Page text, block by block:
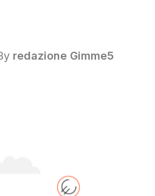
redazione Gimme5